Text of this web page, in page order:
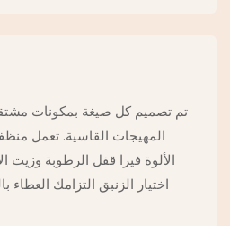
تم تصميم كل صيغة بمكونات
المهيجات القاسية. تعمل
الألوة فيرا قفل الرطوبة وزيت
اختيار الزنبق التزامك